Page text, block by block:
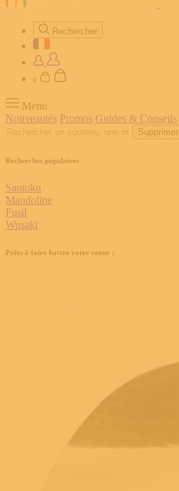
Rechercher
0
Menu
Nouveautés Promos Guides & Conseils
Supprimer
Recherches populaires
Santoku
Mandoline
Fusil
Wusaki
Prêts à faire battre votre coeur :